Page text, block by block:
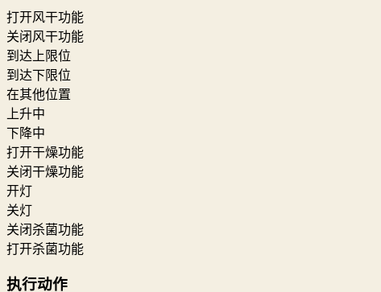
打开风干功能
关闭风干功能
到达上限位
到达下限位
在其他位置
上升中
下降中
打开干燥功能
关闭干燥功能
开灯
关灯
关闭杀菌功能
打开杀菌功能
执行动作